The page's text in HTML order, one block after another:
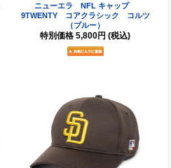
ニューエラ NFL キャップ
9TWENTY コアクラシック コルツ
（ブルー）
特別価格 5,800円 (税込)